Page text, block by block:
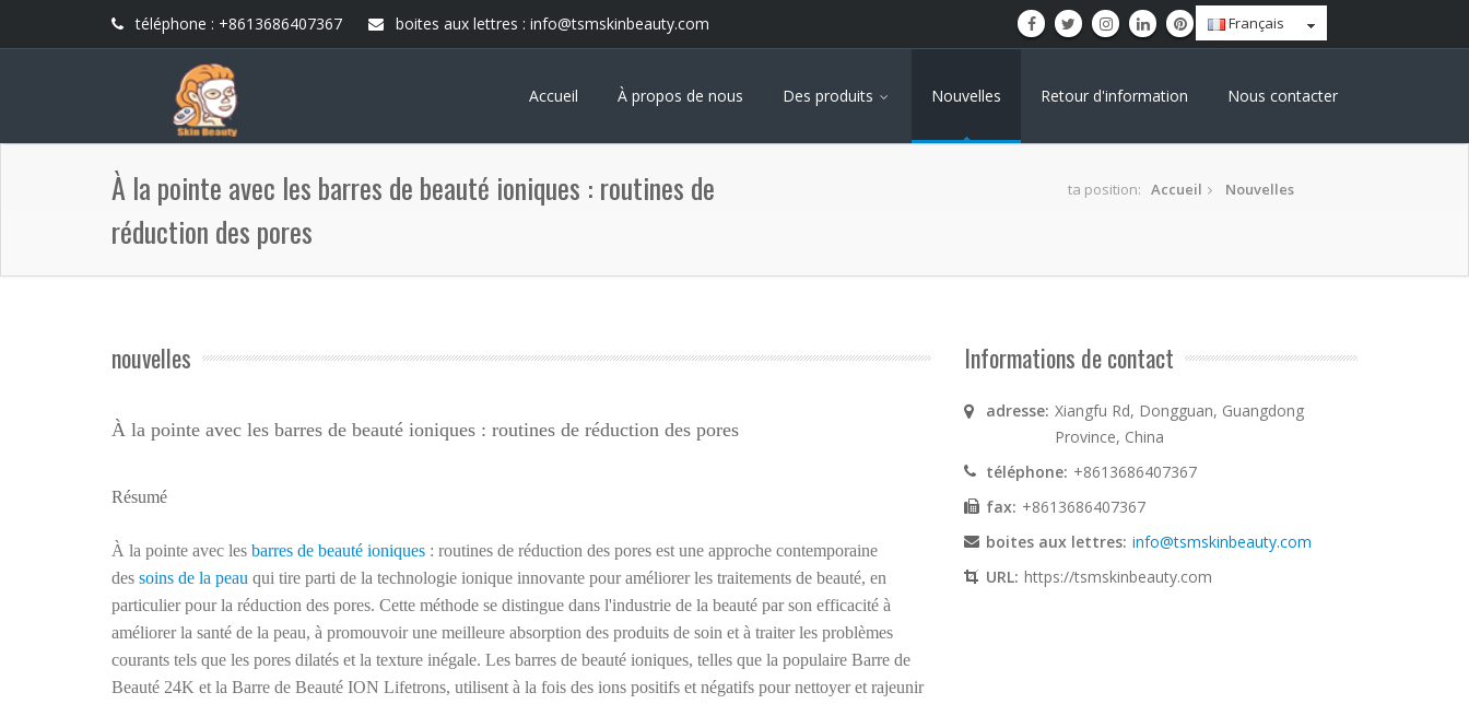
téléphone : +8613686407367 boites aux lettres : info@tsmskinbeauty.com Français
Accueil À propos de nous Des produits Nouvelles Retour d'information Nous contacter
À la pointe avec les barres de beauté ioniques : routines de
réduction des pores
ta position: Accueil Nouvelles
nouvelles
À la pointe avec les barres de beauté ioniques : routines de réduction des pores
Résumé
À la pointe avec les barres de beauté ioniques : routines de réduction des pores est une approche contemporaine
des soins de la peau qui tire parti de la technologie ionique innovante pour améliorer les traitements de beauté, en
particulier pour la réduction des pores. Cette méthode se distingue dans l'industrie de la beauté par son efficacité à
améliorer la santé de la peau, à promouvoir une meilleure absorption des produits de soin et à traiter les problèmes
courants tels que les pores dilatés et la texture inégale. Les barres de beauté ioniques, telles que la populaire Barre de
Beauté 24K et la Barre de Beauté ION Lifetrons, utilisent à la fois des ions positifs et négatifs pour nettoyer et rajeunir
Informations de contact
adresse: Xiangfu Rd, Dongguan, Guangdong
Province, China
téléphone: +8613686407367
fax: +8613686407367
boites aux lettres: info@tsmskinbeauty.com
URL: https://tsmskinbeauty.com